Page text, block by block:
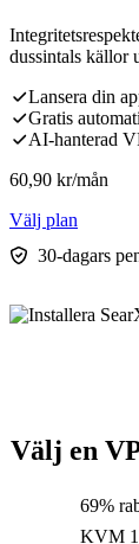
dussintals källor
Lansera din
Gratis
AI-hanterad
60,90 kr/mån
Välj plan
30-dagars
Välj en
69%
KVM 1